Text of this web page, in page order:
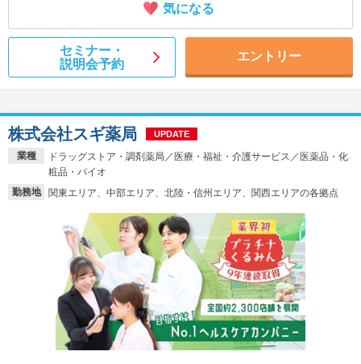
気になる
セミナー・
説明会予約
エントリー
業種
ドラッグストア・調剤薬局／医療・福祉・介護サービス／医薬品・化
粧品・バイオ
勤務地
関東エリア、中部エリア、北陸・信州エリア、関西エリアの各拠点
株式会社スギ薬局 UPDATE